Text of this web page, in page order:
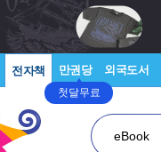
전자책 만권당
첫달무료
외국도서
eBook